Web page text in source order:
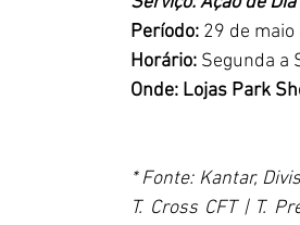
Período: 29 de
Horário: Segunda a
Onde: Lojas Park
* Fonte: Kantar,
T. Cross CFT | T.